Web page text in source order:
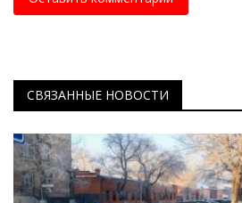
СВЯЗАННЫЕ НОВОСТИ